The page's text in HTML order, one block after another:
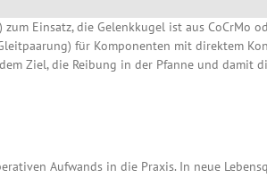
Einsatz, die Gelenkkugel ist aus CoCrMo
für Komponenten mit direktem
Ziel, die Reibung in der Pfanne und damit
Aufwands in die Praxis. In neue